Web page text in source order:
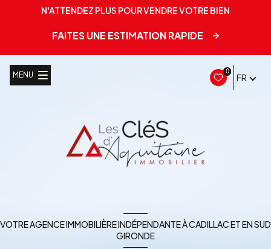
N'ATTENDEZ PLUS POUR VENDRE VOTRE BIEN
FAITES UNE ESTIMATION RAPIDE
0
FR
MENU
VOTRE AGENCE IMMOBILIÈRE INDÉPENDANTE À CADILLAC ET EN SUD
GIRONDE